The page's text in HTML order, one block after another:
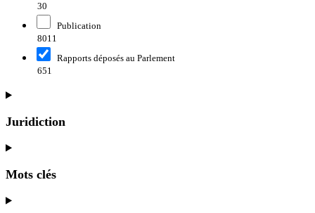
30
Publication
8011
Rapports déposés au Parlement
651
Juridiction
Mots clés